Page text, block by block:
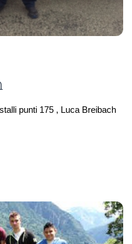
punti 175 , Luca Breibach